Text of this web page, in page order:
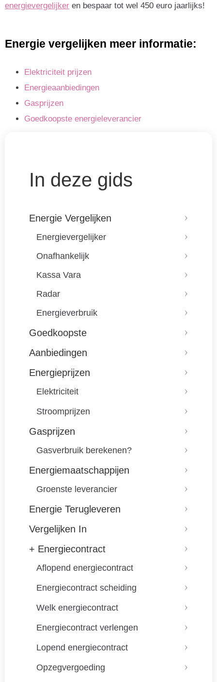
energievergelijker en bespaar tot wel 450 euro jaarlijks!
Energie vergelijken meer informatie:
Elektriciteit prijzen
Energieaanbiedingen
Gasprijzen
Goedkoopste energieleverancier
In deze gids
Energie Vergelijken
Energievergelijker
Onafhankelijk
Kassa Vara
Radar
Energieverbruik
Goedkoopste
Aanbiedingen
Energieprijzen
Elektriciteit
Stroomprijzen
Gasprijzen
Gasverbruik berekenen?
Energiemaatschappijen
Groenste leverancier
Energie Terugleveren
Vergelijken In
+ Energiecontract
Aflopend energiecontract
Energiecontract scheiding
Welk energiecontract
Energiecontract verlengen
Lopend energiecontract
Opzegvergoeding